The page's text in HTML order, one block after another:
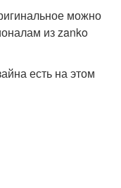
можно
из zanko
есть на этом